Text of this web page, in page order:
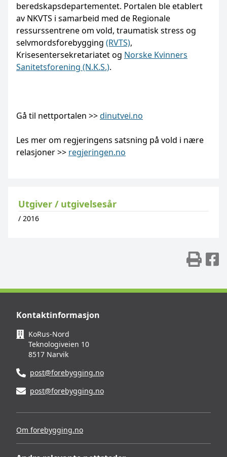
beredskapsdepartementet. Portalen ble etablert
av NKVTS i samarbeid med de Regionale
ressurssentrene om vold, traumatisk stress og
selvmordsforebygging (RVTS),
Krisesentersekretariatet og Norske Kvinners
Sanitetsforening (N.K.S.).
Gå til nettportalen >>dinutvei.no
Les mer om regjeringens satsning på vold i nære
relasjoner >> regjeringen.no
Utgiver / utgivelsesår
/ 2016
Kontaktinformasjon
KoRus-Nord
Teknologiveien 10
8517 Narvik
post@forebygging.no
post@forebygging.no
Om forebygging.no